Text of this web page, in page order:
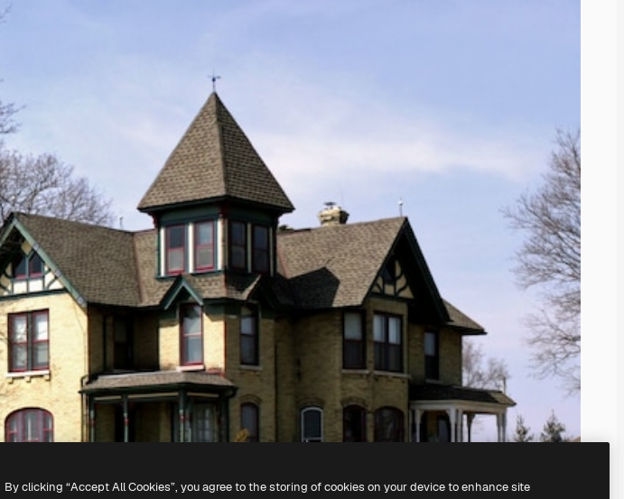
By clicking “Accept All Cookies”, you agree to the storing of cookies on your device to enhance site